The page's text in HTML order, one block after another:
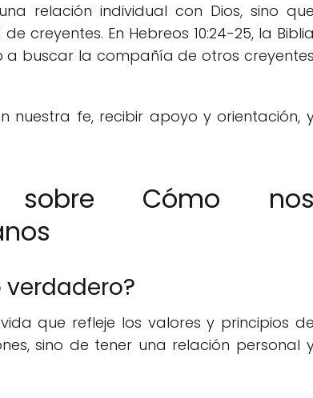
relación individual con Dios, sino que
creyentes. En Hebreos 10:24-25, la Biblia
buscar la compañía de otros creyentes
nuestra fe, recibir apoyo y orientación,
sobre Cómo nos
que refleje los valores y principios de
sino de tener una relación personal